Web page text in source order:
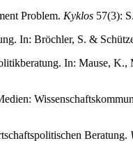
Problem. Kyklos 57(3):
In: Bröchler, S. &
In: Mause,
Beratung.